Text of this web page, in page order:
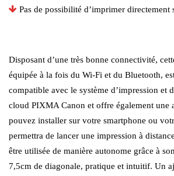
Pas de possibilité d’imprimer directement
Disposant d’une très bonne connectivité,
équipée à la fois du Wi-Fi et du Bluetooth,
compatible avec le système d’impression et
cloud PIXMA Canon et offre également une
pouvez installer sur votre smartphone ou
permettra de lancer une impression à
être utilisée de manière autonome grâce à
7,5cm de diagonale, pratique et intuitif. Un